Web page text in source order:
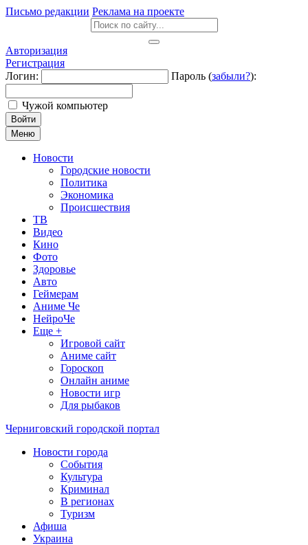
Письмо редакции Реклама на проекте
Авторизация
Регистрация
Логин:
Пароль (забыли?):
Чужой компьютер
Войти
Меню
Новости
Городские новости
Политика
Экономика
Происшествия
ТВ
Видео
Кино
Фото
Здоровье
Авто
Геймерам
Аниме Че
НейроЧе
Еще +
Игровой сайт
Аниме сайт
Гороскоп
Онлайн аниме
Новости игр
Для рыбаков
Черниговский городской портал
Новости города
События
Культура
Криминал
В регионах
Туризм
Афиша
Украина